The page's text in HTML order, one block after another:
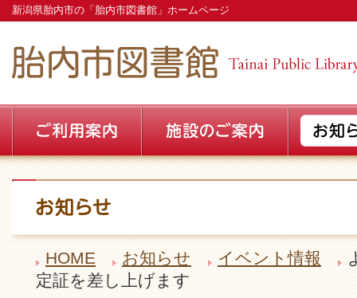
新潟県胎内市の「胎内市図書館」ホームページ
HOME お知らせ イベント情報
定証を差し上げます